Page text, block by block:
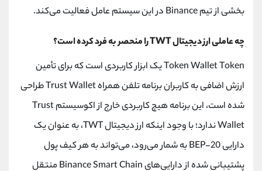
بخشی از تیم Binance در این سیستم عامل فعالیت می‌کند.
چه عاملی ارز دیجیتال TWT را منحصر به فرد کرده است؟
Token Wallet Token یک ابزار کاربردی است که برای تأمین
ارزش اضافی به کاربران برنامه تلفن همراه Trust Wallet طراحی
شده است، این برنامه هیچ کاربردی خارج از اکوسیستم Trust
Wallet ندارد؛ با وجود اینکه ارز دیجیتال TWT، به عنوان یک
دارایی BEP-20 به شمار می‌رود، می‌تواند به هر کیف پول
پشتیبانی شده از دارایی‌های Binance Smart Chain منتقل